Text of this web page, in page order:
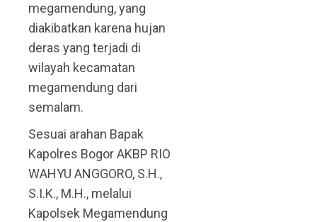
megamendung, yang
diakibatkan karena hujan
deras yang terjadi di
wilayah kecamatan
megamendung dari
semalam.
Sesuai arahan Bapak
Kapolres Bogor AKBP RIO
WAHYU ANGGORO, S.H.,
S.I.K., M.H., melalui
Kapolsek Megamendung